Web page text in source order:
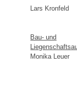
Lars Kronfeld
Bau- und
Monika Leuer